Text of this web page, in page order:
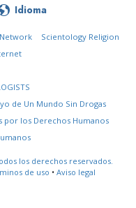
Idioma
Scientology Religion
de Un Mundo Sin Drogas
por los Derechos Humanos
los derechos reservados.
de uso • Aviso legal